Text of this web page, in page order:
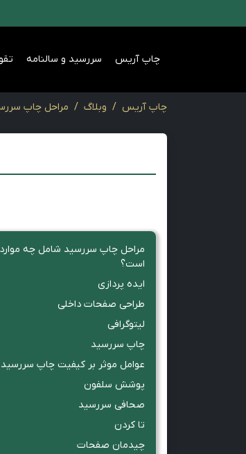
چاپ آریس سررسید و سالنامه
چاپ آریس وبلاگ مراحل چاپ
مراحل چاپ سررسید شامل چه
است؟
ایده پردازی
طراحی صفحات داخلی
لیتوگرافی
چاپ سررسید
عوامل موثر بر کیفیت چاپ سررسید
پوشش سلفون
صحافی سررسید
تا کردن
چیدمان صفحات